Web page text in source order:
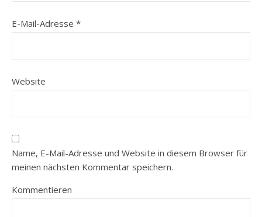
E-Mail-Adresse *
Website
Name, E-Mail-Adresse und Website in diesem Browser für
meinen nächsten Kommentar speichern.
Kommentieren